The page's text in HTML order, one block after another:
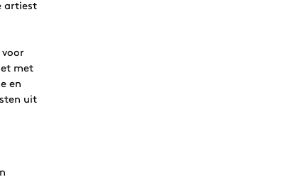
artiest
voor
met
en
uit